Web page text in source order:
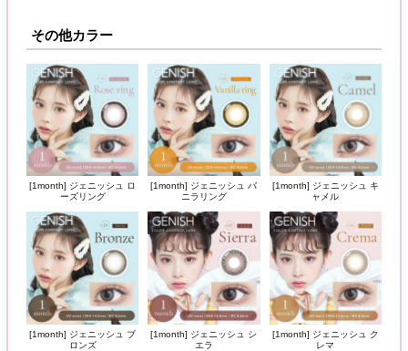
その他カラー
[1month] ジェニッシュ ロ
ーズリング
[1month] ジェニッシュ バ
ニラリング
[1month] ジェニッシュ キ
ャメル
[1month] ジェニッシュ ブ
ロンズ
[1month] ジェニッシュ シ
エラ
[1month] ジェニッシュ ク
レマ